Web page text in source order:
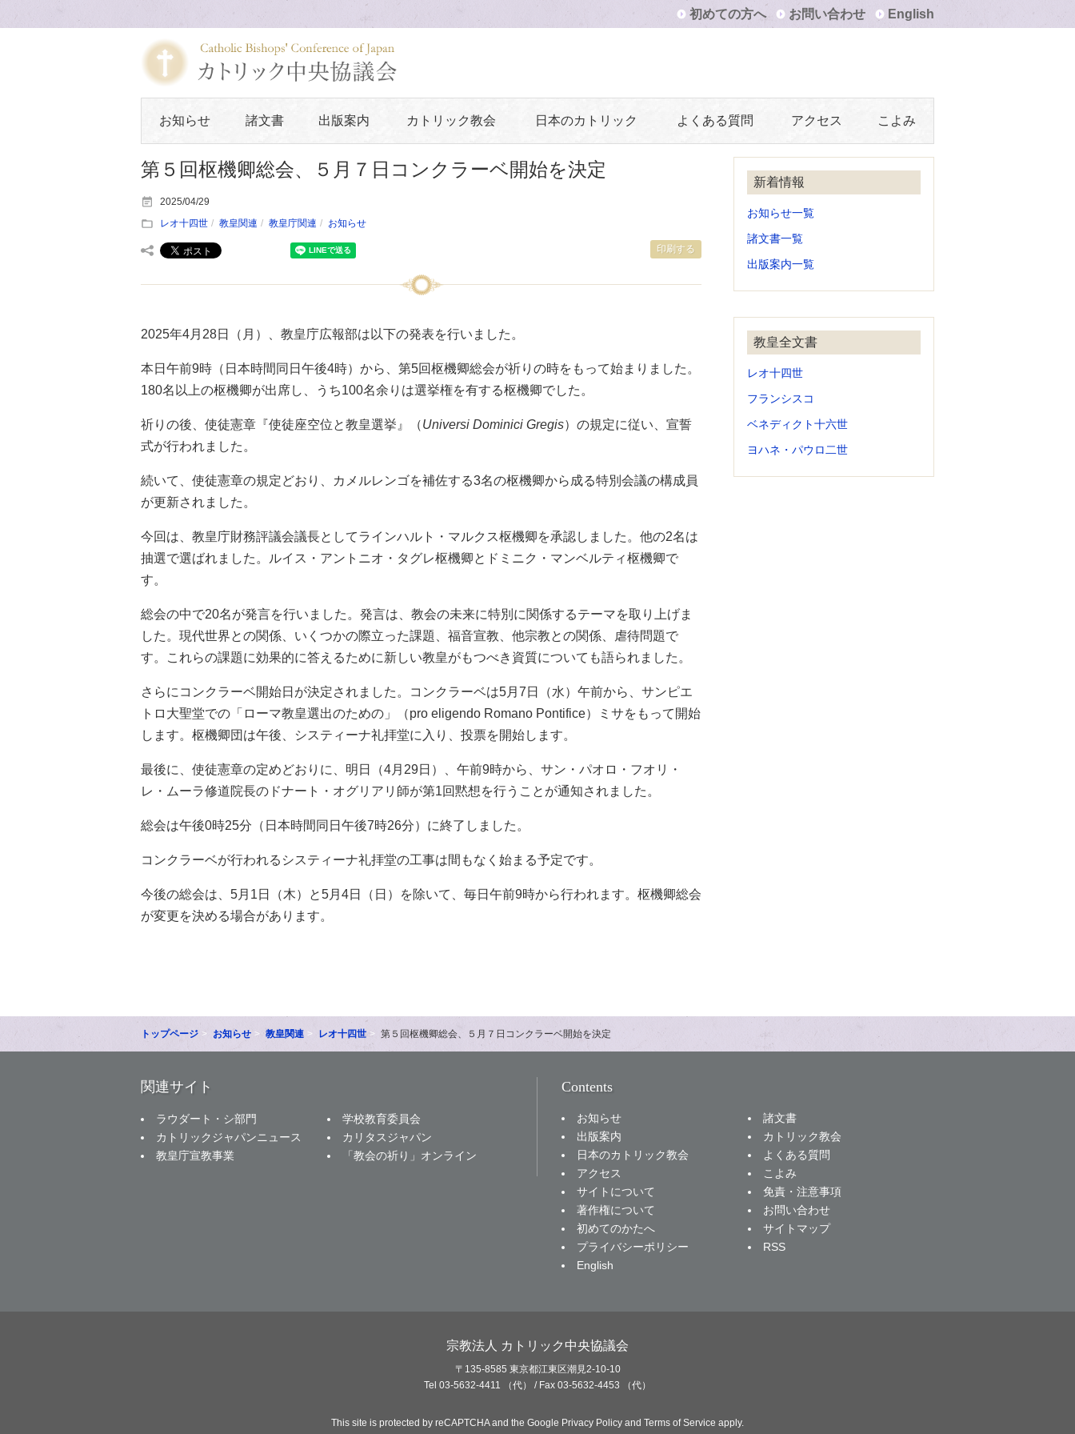
初めての方へ お問い合わせ English
お知らせ 諸文書 出版案内 カトリック教会 日本のカトリック よくある質問 アクセス こよみ
第５回枢機卿総会、５月７日コンクラーベ開始を決定
印刷する
2025/04/29
レオ十四世
教皇関連 教皇庁関連 お知らせ
2025年4月28日（月）、教皇庁広報部は以下の発表を行いました。
本日午前9時（日本時間同日午後4時）から、第5回枢機卿総会が祈りの時をもって始まりました。
180名以上の枢機卿が出席し、うち100名余りは選挙権を有する枢機卿でした。
祈りの後、使徒憲章『使徒座空位と教皇選挙』（Universi Dominici Gregis）の規定に従い、宣誓
式が行われました。
続いて、使徒憲章の規定どおり、カメルレンゴを補佐する3名の枢機卿から成る特別会議の構成員
が更新されました。
今回は、教皇庁財務評議会議長としてラインハルト・マルクス枢機卿を承認しました。他の2名は
抽選で選ばれました。ルイス・アントニオ・タグレ枢機卿とドミニク・マンベルティ枢機卿で
す。
総会の中で20名が発言を行いました。発言は、教会の未来に特別に関係するテーマを取り上げま
した。現代世界との関係、いくつかの際立った課題、福音宣教、他宗教との関係、虐待問題で
す。これらの課題に効果的に答えるために新しい教皇がもつべき資質についても語られました。
さらにコンクラーベ開始日が決定されました。コンクラーベは5月7日（水）午前から、サンピエ
トロ大聖堂での「ローマ教皇選出のための」（pro eligendo Romano Pontifice）ミサをもって開始
します。枢機卿団は午後、システィーナ礼拝堂に入り、投票を開始します。
最後に、使徒憲章の定めどおりに、明日（4月29日）、午前9時から、サン・パオロ・フオリ・
レ・ムーラ修道院長のドナート・オグリアリ師が第1回黙想を行うことが通知されました。
総会は午後0時25分（日本時間同日午後7時26分）に終了しました。
コンクラーベが行われるシスティーナ礼拝堂の工事は間もなく始まる予定です。
今後の総会は、5月1日（木）と5月4日（日）を除いて、毎日午前9時から行われます。枢機卿総会
が変更を決める場合があります。
新着情報
お知らせ一覧
諸文書一覧
出版案内一覧
教皇全文書
レオ十四世
フランシスコ
ベネディクト十六世
ヨハネ・パウロ二世
トップページ お知らせ 教皇関連 レオ十四世 第５回枢機卿総会、５月７日コンクラーベ開始を決定
関連サイト
ラウダート・シ部門
学校教育委員会
カトリックジャパンニュース
カリタスジャパン
教皇庁宣教事業
「教会の祈り」オンライン
Contents
お知らせ
諸文書
出版案内
カトリック教会
日本のカトリック教会
よくある質問
アクセス
こよみ
サイトについて
免責・注意事項
著作権について
お問い合わせ
初めてのかたへ
サイトマップ
プライバシーポリシー
RSS
English
宗教法人 カトリック中央協議会
〒135-8585 東京都江東区潮見2-10-10
Tel 03-5632-4411 （代） / Fax 03-5632-4453 （代）
This site is protected by reCAPTCHA and the Google Privacy Policy and Terms of Service apply.